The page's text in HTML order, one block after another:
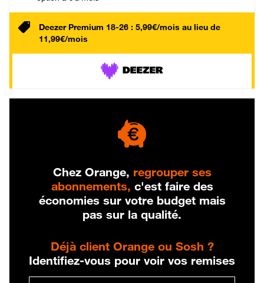
Deezer Premium 18-26 : 5,99€/mois au lieu de
11,99€/mois
Chez Orange, regrouper ses
abonnements, c'est faire des
économies sur votre budget mais
pas sur la qualité.
Déjà client Orange ou Sosh ?
Identifiez-vous pour voir vos remises